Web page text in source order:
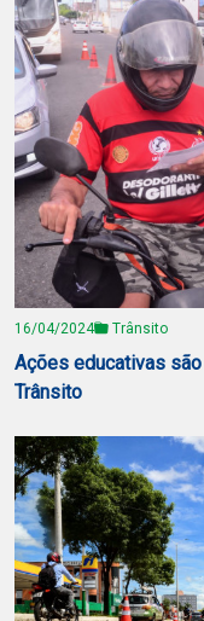
16/04/2024 Trânsito
Ações educativas
Trânsito